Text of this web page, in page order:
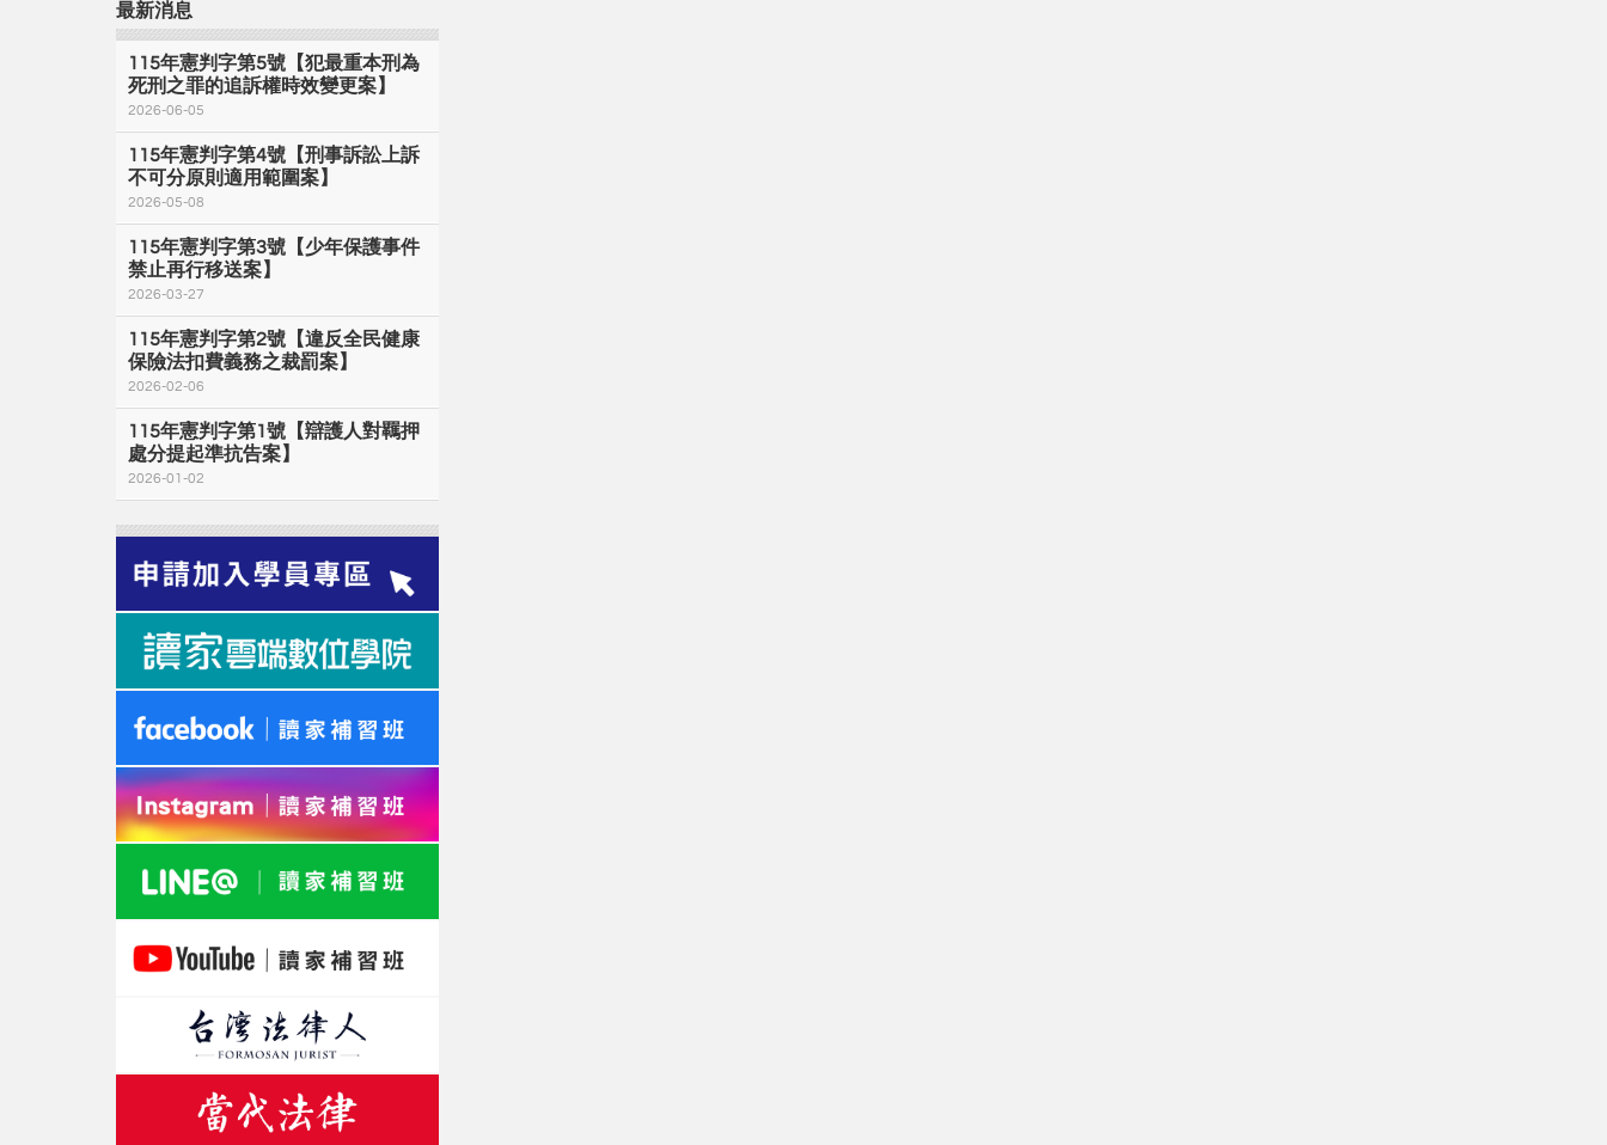
最新消息
115年憲判字第5號【犯最重本刑為
死刑之罪的追訴權時效變更案】
2026-06-05
115年憲判字第4號【刑事訴訟上訴
不可分原則適用範圍案】
2026-05-08
115年憲判字第3號【少年保護事件
禁止再行移送案】
2026-03-27
115年憲判字第2號【違反全民健康
保險法扣費義務之裁罰案】
2026-02-06
115年憲判字第1號【辯護人對羈押
處分提起準抗告案】
2026-01-02